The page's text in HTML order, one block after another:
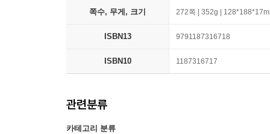
쪽수, 무게, 크기 272쪽 | 352g |
ISBN13 9791187316718
ISBN10 1187316717
관련분류
카테고리 분류